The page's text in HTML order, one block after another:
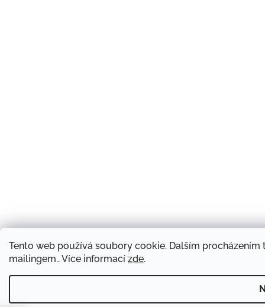
Tento web používá soubory cookie. Dalším
mailingem.. Více informací zde.